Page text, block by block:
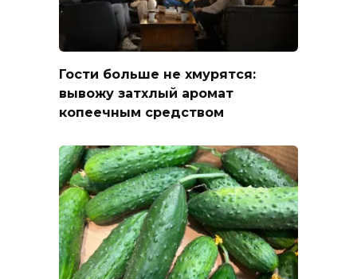
Гости больше не хмурятся:
вывожу затхлый аромат
копеечным средством